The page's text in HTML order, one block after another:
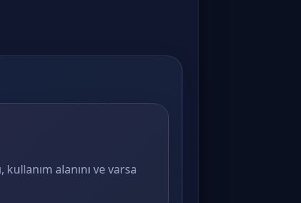
alanını ve varsa